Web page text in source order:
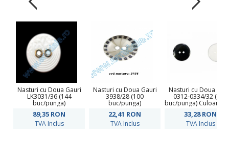
Nasturi cu Doua Gauri
LK3031/36 (144
buc/punga)
89,35 RON
TVA Inclus
Nasturi cu Doua Gauri
3938/28 (100
buc/punga)
22,41 RON
TVA Inclus
Nasturi cu Doua
0312-0334/32 (100
buc/punga) Culoare:
33,28RON
TVA Inclus